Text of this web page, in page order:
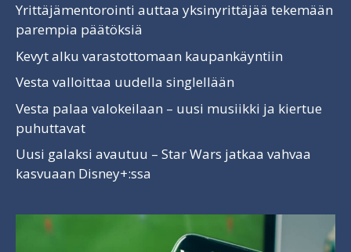
Yrittäjämentorointi auttaa yksinyrittäjää tekemään
parempia päätöksiä
Kevyt alku varastottomaan kaupankäyntiin
Vesta valloittaa uudella singlellään
Vesta palaa valokeilaan – uusi musiikki ja kiertue
puhuttavat
Uusi galaksi avautuu – Star Wars jatkaa vahvaa
kasvuaan Disney+:ssa